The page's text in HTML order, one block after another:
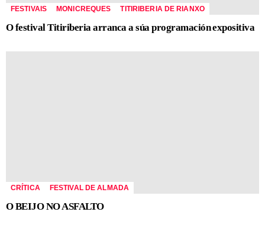
FESTIVAIS MONICREQUES TITIRIBERIA DE RIANXO
O festival Titiriberia arranca a súa programación expositiva
CRÍTICA FESTIVAL DE ALMADA
O BEIJO NO ASFALTO